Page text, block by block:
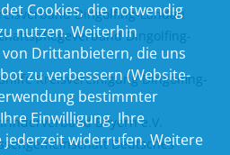
Dingolfing-Landau
Dingolfing-
Kreisvereinigung Dingolfing-
Bayern e.V.
Deutsches
Cookies, die notwendig
nutzen. Weiterhin
Drittanbietern, die uns
zu verbessern (Website-
bestimmter
Einwilligung. Ihre
jederzeit widerrufen. Weitere